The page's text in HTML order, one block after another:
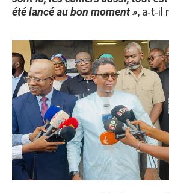
été lancé au bon moment »,